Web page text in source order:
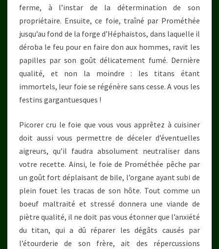
ferme, à l’instar de la détermination de son
propriétaire. Ensuite, ce foie, traîné par Prométhée
jusqu’au fond de la forge d’Héphaistos, dans laquelle il
déroba le feu pour en faire don aux hommes, ravit les
papilles par son goût délicatement fumé. Dernière
qualité, et non la moindre : les titans étant
immortels, leur foie se régénère sans cesse. A vous les
festins gargantuesques !
Picorer cru le foie que vous vous apprêtez à cuisiner
doit aussi vous permettre de déceler d’éventuelles
aigreurs, qu’il faudra absolument neutraliser dans
votre recette. Ainsi, le foie de Prométhée pêche par
un goût fort déplaisant de bile, l’organe ayant subi de
plein fouet les tracas de son hôte. Tout comme un
boeuf maltraité et stressé donnera une viande de
piètre qualité, il ne doit pas vous étonner que l’anxiété
du titan, qui a dû réparer les dégâts causés par
l’étourderie de son frère, ait des répercussions